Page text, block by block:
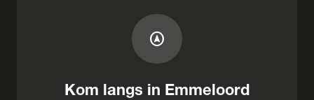
assistant_navigation
Kom langs in Emmeloord